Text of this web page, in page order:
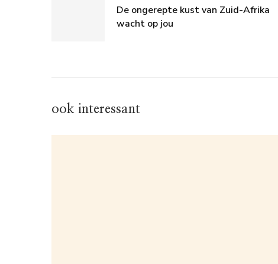
De ongerepte kust van Zuid-Afrika
wacht op jou
ook interessant